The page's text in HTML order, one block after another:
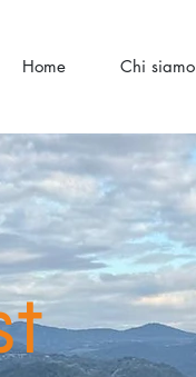
Home Chi siamo